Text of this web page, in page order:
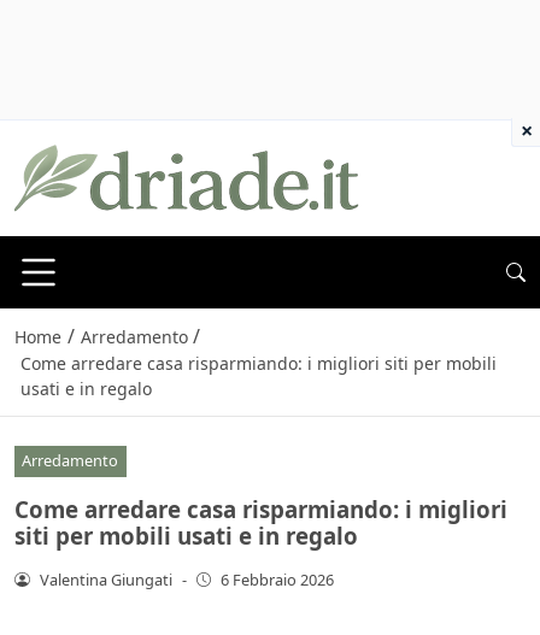
Home / Arredamento /
Come arredare casa risparmiando: i migliori siti per mobili
usati e in regalo
Arredamento
Come arredare casa risparmiando: i migliori
siti per mobili usati e in regalo
Valentina Giungati - 6 Febbraio 2026
×